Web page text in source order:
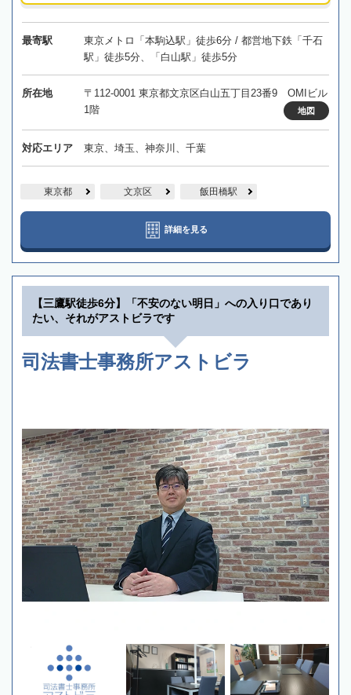
最寄駅
東京メトロ「本駒込駅」徒歩6分 / 都営地下鉄「千石
駅」徒歩5分、「白山駅」徒歩5分
所在地
〒112-0001 東京都文京区白山五丁目23番9 OMIビル
1階
地図
対応エリア 東京、埼玉、神奈川、千葉
東京都 文京区 飯田橋駅
詳細を見る
【三鷹駅徒歩6分】「不安のない明日」への入り口であり
たい、それがアストビラです
司法書士事務所アストビラ